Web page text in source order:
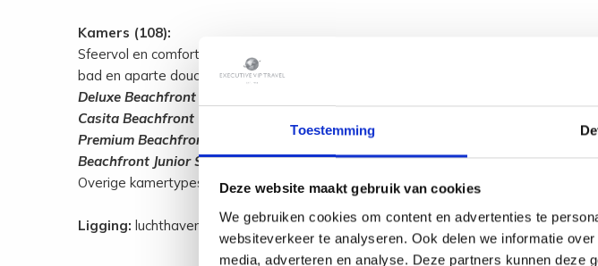
Toestemming
Deze website maakt gebruik van cookies
We gebruiken cookies om content en advertenties te
websiteverkeer te analyseren. Ook delen we informatie
media, adverteren en analyse. Deze partners kunnen deze
Kamers (108):
Sfeervol en comfortabel, met een duidelijke Caribbean touch. Alle kamers
bad en aparte douche, fan, airco, kluisje, minibar, TV, wifi, bluetooth sound system
Deluxe Beachfront King
Casita Beachfront Twin
Premium Beachfront King
(ca. 73 m²) wat ruimer en op premium lokatie.
Beachfront Junior Suite(ca. 102 m²) met ruime living en groot terras.
Overige kamertypes waaronder pool villas op aanvraag beschikbaar.
Ligging: luchthaven Anguila ca. 5 km.